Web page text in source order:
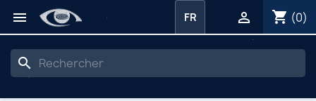
 shopping_cart (0)

FR
search